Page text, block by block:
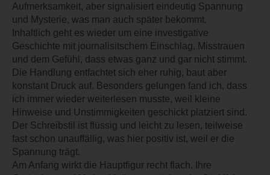
Aufmerksamkeit, aber signalisiert eindeutig Spannung
und Mysterie, was man auch später bekommt.
Inhaltlich geht es wieder um eine investigative
Geschichte mit journalisitschem Einschlag, Misstrauen
und dem Gefühl, dass etwas ganz und gar nicht stimmt.
Die Handlung entfachtet sich eher ruhig, baut aber
konstant Druck auf. Besonders gelungen fand ich, dass
ich immer wieder weiterlesen musste, weil kleine
Hinweise und Unstimmigkeiten geschickt platziert sind.
Der Schreibstil ist flüssig und leicht zu lesen, teilweise
fast schon unauffällig, was hier positiv ist, weil er die
Spannung trägt.
Am Anfang wirkt die Hauptfigur recht flach. Ihre